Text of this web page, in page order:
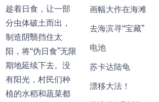
趁着日食，让一部
分虫体破土而出，
制造阴翳挡住太
阳，将“伪日食”无限
期地延续下去。没
有阳光，村民们种
植的水稻和蔬菜都
画幅大作在海滩
去海滨寻“宝藏”
电池
苏卡达陆龟
漂移大法！